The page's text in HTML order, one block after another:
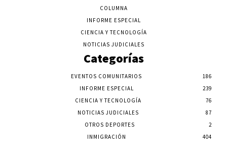
COLUMNA
INFORME ESPECIAL
CIENCIA Y TECNOLOGÍA
NOTICIAS JUDICIALES
Categorías
EVENTOS COMUNITARIOS
186
INFORME ESPECIAL
239
CIENCIA Y TECNOLOGÍA
76
NOTICIAS JUDICIALES
87
OTROS DEPORTES
2
INMIGRACIÓN
404